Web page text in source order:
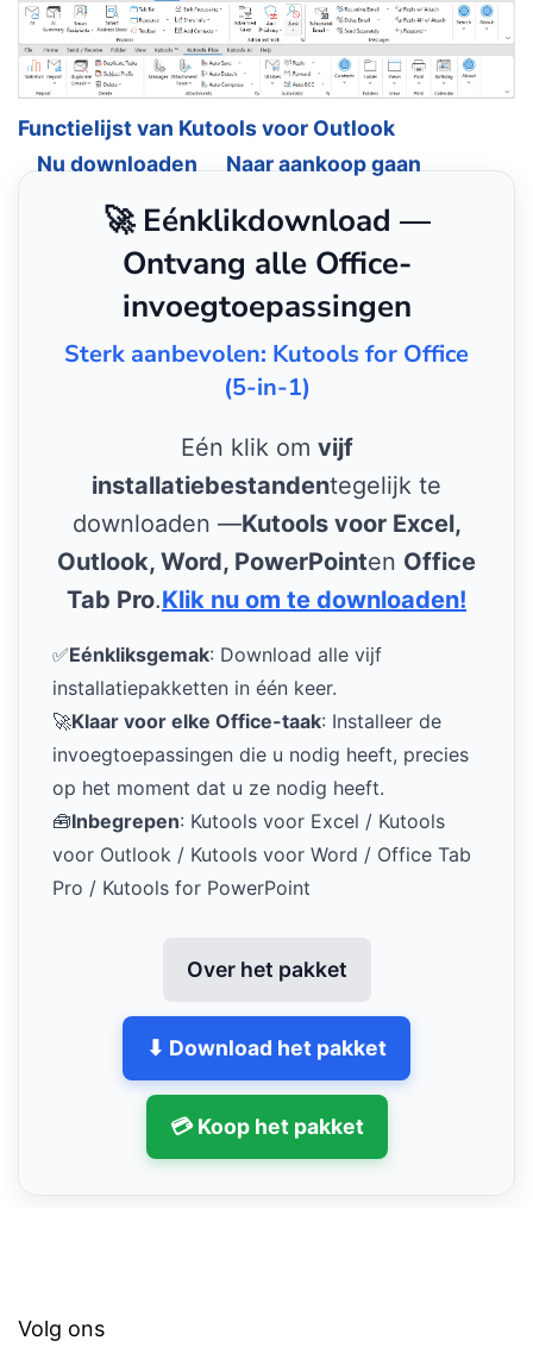
Functielijst van Kutools voor Outlook
Nu downloaden
Naar aankoop gaan
🚀 Eénklikdownload —
Ontvang alle Office-
invoegtoepassingen
Sterk aanbevolen: Kutools for Office
(5-in-1)
Eén klik om vijf
installatiebestandentegelijk te
downloaden —Kutools voor Excel,
Outlook, Word, PowerPointen Office
Tab Pro.Klik nu om te downloaden!
✅Eénkliksgemak: Download alle vijf
installatiepakketten in één keer.
🚀Klaar voor elke Office-taak: Installeer de
invoegtoepassingen die u nodig heeft, precies
op het moment dat u ze nodig heeft.
🧰Inbegrepen: Kutools voor Excel / Kutools
voor Outlook / Kutools voor Word / Office Tab
Pro / Kutools for PowerPoint
Over het pakket
⬇ Download het pakket
💳 Koop het pakket
Volg ons